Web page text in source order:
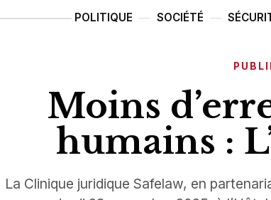
POLITIQUE SOCIÉTÉ
Moins
humains :
La Clinique juridique Safelaw, en